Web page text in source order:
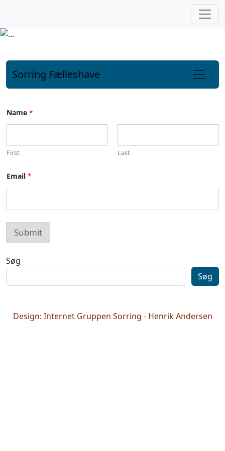
Hovednavigation
Sorring Fælleshave
Name *
First Last
Email *
Submit
Søg
Søg
Design: Internet Gruppen Sorring - Henrik Andersen